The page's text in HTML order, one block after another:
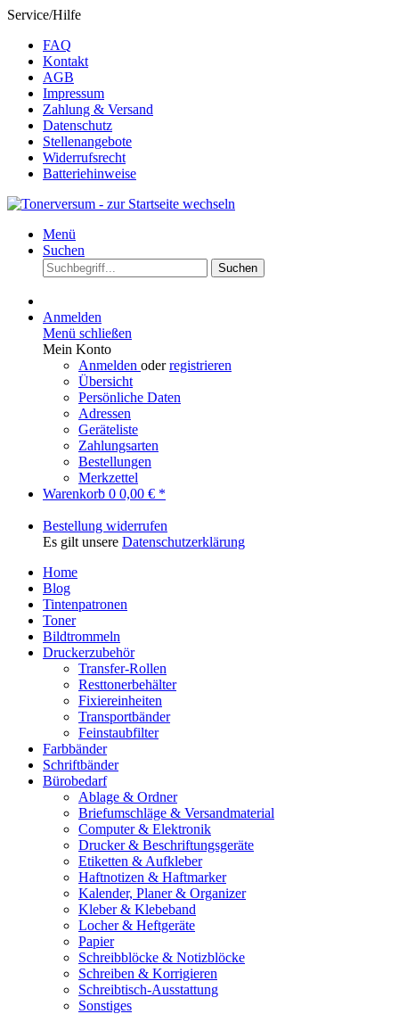
Service/Hilfe
FAQ
Kontakt
AGB
Impressum
Zahlung & Versand
Datenschutz
Stellenangebote
Widerrufsrecht
Batteriehinweise
Menü
Suchen
Suchen
Anmelden
Menü schließen
Mein Konto
Anmelden oderregistrieren
Übersicht
Persönliche Daten
Adressen
Geräteliste
Zahlungsarten
Bestellungen
Merkzettel
Warenkorb 0 0,00 € *
Bestellung widerrufen
Es gilt unsere Datenschutzerklärung
Home
Blog
Tintenpatronen
Toner
Bildtrommeln
Druckerzubehör
Transfer-Rollen
Resttonerbehälter
Fixiereinheiten
Transportbänder
Feinstaubfilter
Farbbänder
Schriftbänder
Bürobedarf
Ablage & Ordner
Briefumschläge & Versandmaterial
Computer & Elektronik
Drucker & Beschriftungsgeräte
Etiketten & Aufkleber
Haftnotizen & Haftmarker
Kalender, Planer & Organizer
Kleber & Klebeband
Locher & Heftgeräte
Papier
Schreibblöcke & Notizblöcke
Schreiben & Korrigieren
Schreibtisch-Ausstattung
Sonstiges